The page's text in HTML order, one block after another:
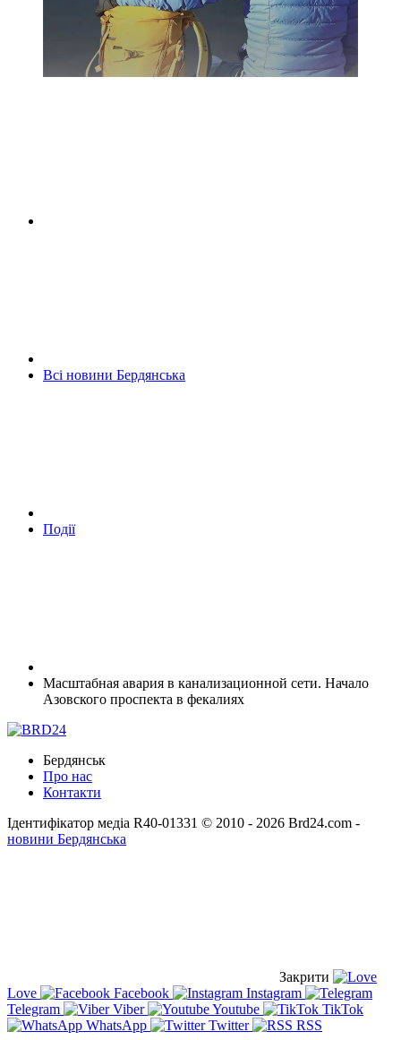
Всі новини Бердянська
Події
Масштабная авария в канализационной сети. Начало
Азовского проспекта в фекалиях
Бердянськ
Про нас
Контакти
Ідентифікатор медіа R40-01331 © 2010 - 2026 Brd24.com -
новини Бердянська
Закрити
Love
Facebook
Instagram
Telegram
Viber Youtube
TikTok
WhatsApp
Twitter RSS